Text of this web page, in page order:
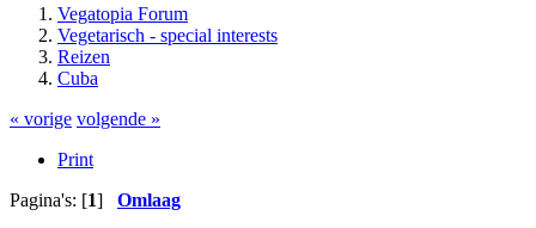
Vegatopia Forum
Vegetarisch - special interests
Reizen
Cuba
« vorige volgende »
Print
Pagina's: [1] Omlaag